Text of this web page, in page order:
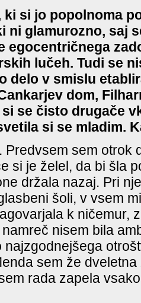
ki si jo popolnoma
ni glamurozno, saj
egocentričnega
lučeh. Tudi se
delo v smislu
dom,
se čisto drugače
si se mladim.
Predvsem sem otrok
si je želel, da bi šla
držala nazaj. Pri
šoli, v vsem
k ničemur,
nisem bila
najzgodnejšega
sem že
rada zapela